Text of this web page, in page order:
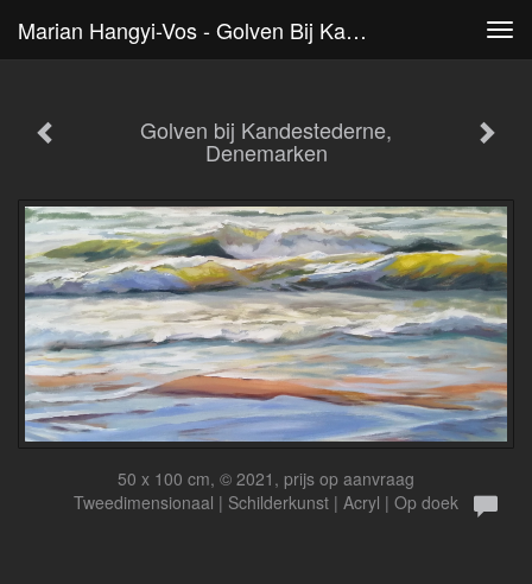
Marian Hangyi-Vos - Golven Bij Kandestederne, Denemarken
Golven bij Kandestederne,
Denemarken
50 x 100 cm, © 2021, prijs op aanvraag
Tweedimensionaal | Schilderkunst | Acryl | Op doek